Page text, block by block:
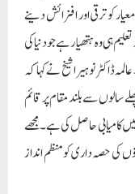
کو ترقی اور افزائش دینے
ہی وہ ہتھیار ہے جو دنیا کی
ڈاکٹر نوہیرا شیخ نے کہا کہ
سے بلند مقام پر قائم
میں کامیابی حاصل کی ہے۔ مجھے
کی حصہ داری کو منظم انداز